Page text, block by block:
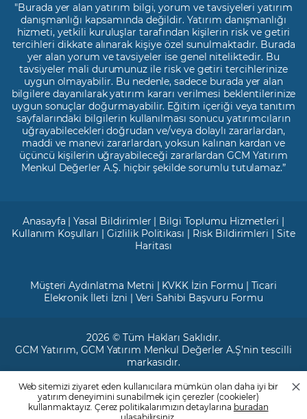
"Burada yer alan yatırım bilgi, yorum ve tavsiyeleri yatırım
danışmanlığı kapsamında değildir. Yatırım danışmanlığı
hizmeti, yetkili kuruluşlar tarafından kişilerin risk ve getiri
tercihleri dikkate alınarak kişiye özel sunulmaktadır. Burada
yer alan yorum ve tavsiyeler ise genel niteliktedir. Bu
tavsiyeler mali durumunuz ile risk ve getiri tercihlerinize
uygun olmayabilir. Bu nedenle, sadece burada yer alan
bilgilere dayanılarak yatırım kararı verilmesi beklentilerinize
uygun sonuçlar doğurmayabilir. Eğitim içeriği veya tanıtım
sayfalarındaki bilgilerin kullanılması sonucu yatırımcıların
uğrayabilecekleri doğrudan ve/veya dolaylı zararlardan,
maddi ve manevi zararlardan, yoksun kalınan kardan ve
üçüncü kişilerin uğrayabileceği zararlardan GCM Yatırım
Menkul Değerler A.Ş. hiçbir şekilde sorumlu tutulamaz.”
Anasayfa |Yasal Bildirimler | Bilgi Toplumu Hizmetleri |
Kullanım Koşulları |Gizlilik Politikası | Risk Bildirimleri |Site
Haritası
Müşteri Aydınlatma Metni | KVKK İzin Formu | Ticari
Elekronik İleti İzni | Veri Sahibi Başvuru Formu
2026 © Tüm Hakları Saklıdır.
GCM Yatırım, GCM Yatırım Menkul Değerler A.Ş'nin tescilli
markasıdır.
Ticari Sicil No: 799649
Maslak V.D. : 3890707820
Mersis No: 0389070782000015
Web sitemizi ziyaret eden kullanıcılara mümkün olan daha iyi bir
yatırım deneyimini sunabilmek için çerezler (cookieler)
kullanmaktayız. Çerez politikalarımızın detaylarına buradan